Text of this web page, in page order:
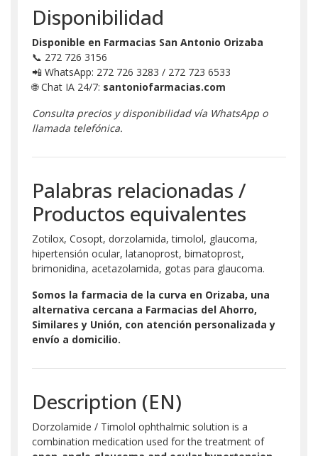
Disponibilidad
Disponible en Farmacias San Antonio Orizaba
📞 272 726 3156
📲 WhatsApp: 272 726 3283 / 272 723 6533
🌐 Chat IA 24/7: santoniofarmacias.com
Consulta precios y disponibilidad vía WhatsApp o
llamada telefónica.
Palabras relacionadas /
Productos equivalentes
Zotilox, Cosopt, dorzolamida, timolol, glaucoma,
hipertensión ocular, latanoprost, bimatoprost,
brimonidina, acetazolamida, gotas para glaucoma.
Somos la farmacia de la curva en Orizaba, una
alternativa cercana a Farmacias del Ahorro,
Similares y Unión, con atención personalizada y
envío a domicilio.
Description (EN)
Dorzolamide / Timolol ophthalmic solution is a
combination medication used for the treatment of